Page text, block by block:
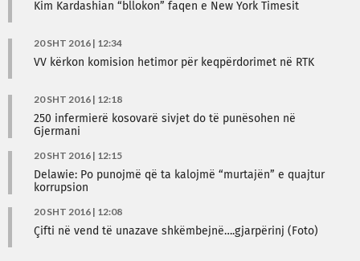
Kim Kardashian “bllokon” faqen e New York Timesit
20 SHT 2016 | 12:34
VV kërkon komision hetimor për keqpërdorimet në RTK
20 SHT 2016 | 12:18
250 infermierë kosovarë sivjet do të punësohen në
Gjermani
20 SHT 2016 | 12:15
Delawie: Po punojmë që ta kalojmë “murtajën” e quajtur
korrupsion
20 SHT 2016 | 12:08
Çifti në vend të unazave shkëmbejnë….gjarpërinj (Foto)